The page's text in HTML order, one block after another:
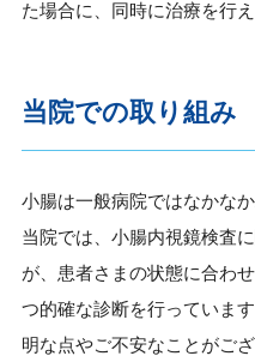
た場合に、同時に治療を行
当院での取り組み
小腸は一般病院ではなかな
当院では、小腸内視鏡検査
が、患者さまの状態に合わ
つ的確な診断を行っていま
明な点やご不安なことがご